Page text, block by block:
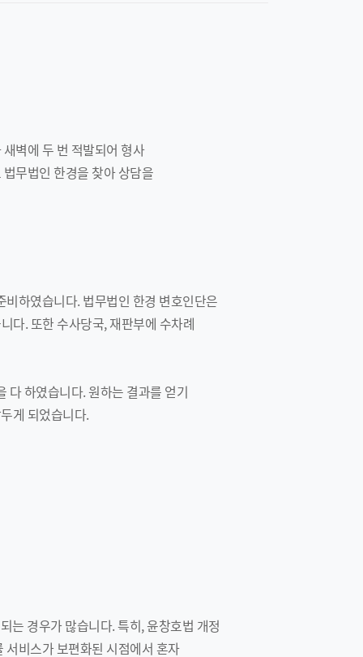
벽에 두 번 적발되어 형사
무법인 한경을 찾아 상담을
하였습니다. 법무법인 한경 변호인단은
다. 또한 수사당국, 재판부에 수차례
다 하였습니다. 원하는 결과를 얻기
게 되었습니다.
는 경우가 많습니다. 특히, 윤창호법 개정
비스가 보편화된 시점에서 혼자